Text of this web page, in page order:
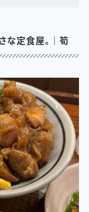
な定食屋。｜筍